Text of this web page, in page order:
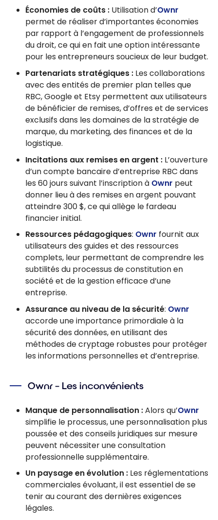
Économies de coûts : Utilisation d’Ownr
permet de réaliser d’importantes économies
par rapport à l’engagement de professionnels
du droit, ce qui en fait une option intéressante
pour les entrepreneurs soucieux de leur budget.
Partenariats stratégiques : Les collaborations
avec des entités de premier plan telles que
RBC, Google et Etsy permettent aux utilisateurs
de bénéficier de remises, d’offres et de services
exclusifs dans les domaines de la stratégie de
marque, du marketing, des finances et de la
logistique.
Incitations aux remises en argent : L’ouverture
d’un compte bancaire d’entreprise RBC dans
les 60 jours suivant l’inscription à Ownr peut
donner lieu à des remises en argent pouvant
atteindre 300 $, ce qui allège le fardeau
financier initial.
Ressources pédagogiques: Ownr fournit aux
utilisateurs des guides et des ressources
complets, leur permettant de comprendre les
subtilités du processus de constitution en
société et de la gestion efficace d’une
entreprise.
Assurance au niveau de la sécurité: Ownr
accorde une importance primordiale à la
sécurité des données, en utilisant des
méthodes de cryptage robustes pour protéger
les informations personnelles et d’entreprise.
Ownr – Les inconvénients
Manque de personnalisation :Alors qu’Ownr
simplifie le processus, une personnalisation plus
poussée et des conseils juridiques sur mesure
peuvent nécessiter une consultation
professionnelle supplémentaire.
Un paysage en évolution : Les réglementations
commerciales évoluant, il est essentiel de se
tenir au courant des dernières exigences
légales.